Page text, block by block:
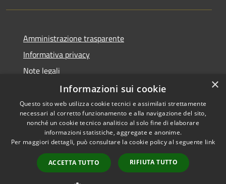
Amministrazione trasparente
Informativa privacy
Note legali
Dichiarazione di accessibilità
RSS
Accessibilità
Copyright © 2026 • Comune di
byMunicipium
Accesso
redazione
×
Informazioni sui cookie
Questo sito web utilizza cookie tecnici e assimilati strettamente
necessari al corretto funzionamento e alla navigazione del sito,
nonché un cookie tecnico analitico al solo fine di elaborare
informazioni statistiche, aggregate e anonime.
Per maggiori dettagli, può consultare la cookie policy al seguente link
ACCETTA TUTTO RIFIUTA TUTTO